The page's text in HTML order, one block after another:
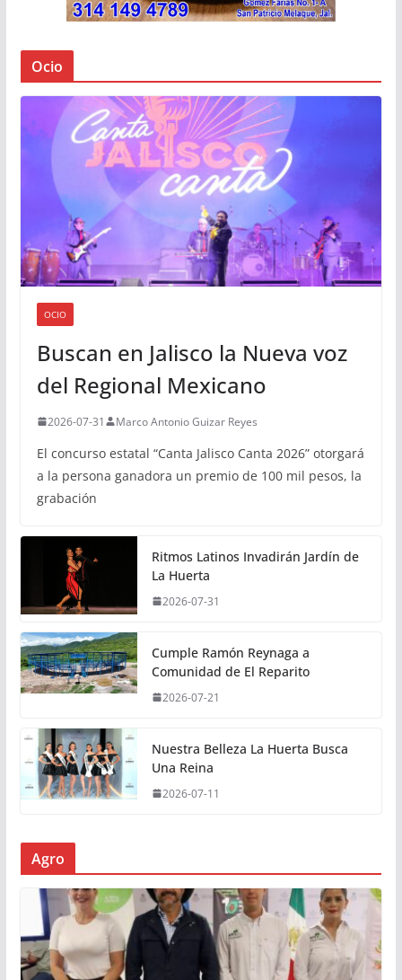
Ocio
OCIO
Buscan en Jalisco la Nueva voz
del Regional Mexicano
2026-07-31 Marco Antonio Guizar Reyes
El concurso estatal “Canta Jalisco Canta 2026” otorgará
a la persona ganadora un premio de 100 mil pesos, la
grabación
Ritmos Latinos Invadirán Jardín de
La Huerta
2026-07-31
Cumple Ramón Reynaga a
Comunidad de El Reparito
2026-07-21
Nuestra Belleza La Huerta Busca
Una Reina
2026-07-11
Agro